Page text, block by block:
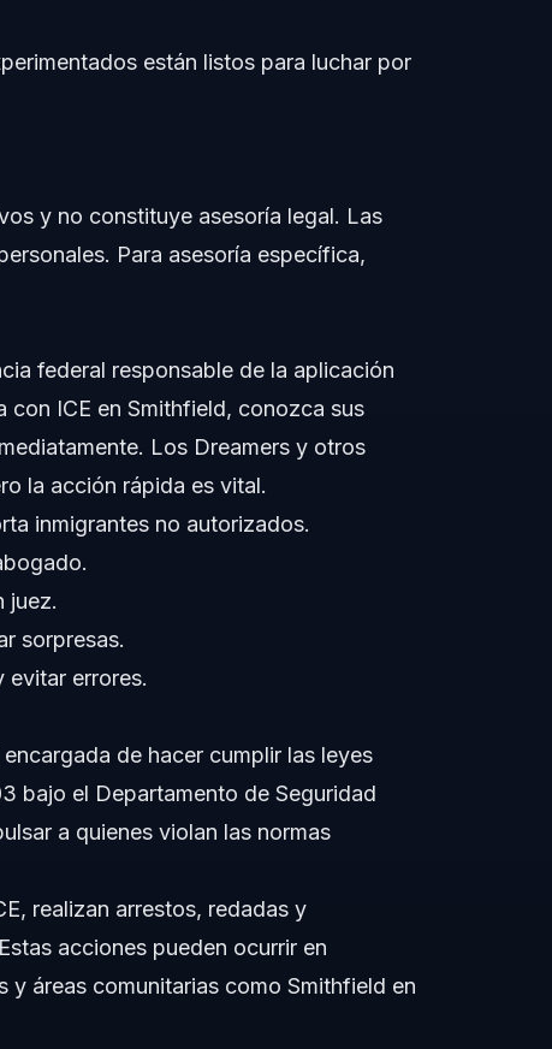
están listos para luchar por
y no constituye asesoría legal. Las
Para asesoría específica,
federal responsable de la aplicación
con ICE en Smithfield, conozca sus
Los Dreamers y otros
la acción rápida es vital.
inmigrantes no autorizados.
juez.
sorpresas.
evitar errores.
de hacer cumplir las leyes
bajo el Departamento de Seguridad
a quienes violan las normas
realizan arrestos, redadas y
acciones pueden ocurrir en
y áreas comunitarias como Smithfield en